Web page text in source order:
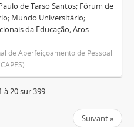
de Tarso Santos; Fórum de
Mundo Universitário;
da Educação; Atos
de Aperfeiçoamento de Pessoal
à 20 sur 399
Suivant »